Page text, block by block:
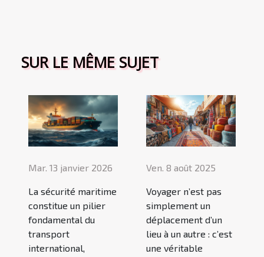
SUR LE MÊME SUJET
Mar. 13 janvier 2026
La sécurité maritime
constitue un pilier
fondamental du
transport
international,
Ven. 8 août 2025
Voyager n’est pas
simplement un
déplacement d’un
lieu à un autre : c’est
une véritable